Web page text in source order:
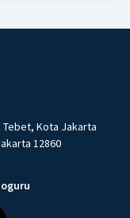
Tebet, Kota Jakarta
12860